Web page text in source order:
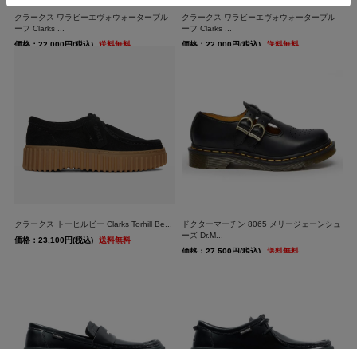
クラークス ワラビーエヴォウォータープル
ーフ Clarks ...
価格：22,000円(税込)
送料無料
クラークス ワラビーエヴォウォータープル
ーフ Clarks ...
価格：22,000円(税込)
送料無料
クラークス トーヒルビー Clarks Torhill Be...
価格：23,100円(税込)
送料無料
ドクターマーチン 8065 メリージェーンシュ
ーズ Dr.M...
価格：27,500円(税込)
送料無料